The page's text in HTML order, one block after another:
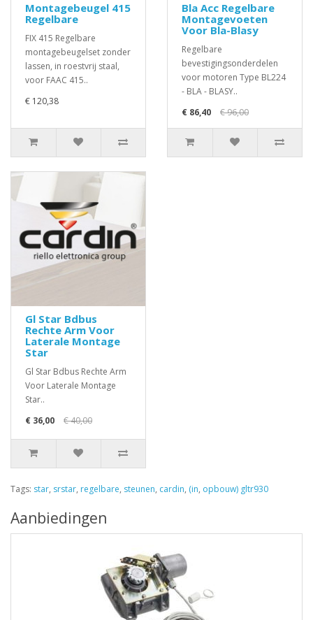
Montagebeugel 415
Regelbare
FIX 415 Regelbare
montagebeugelset zonder
lassen, in roestvrij staal,
voor FAAC 415..
€ 120,38
Bla Acc Regelbare
Montagevoeten
Voor Bla-Blasy
Regelbare
bevestigingsonderdelen
voor motoren Type BL224
- BLA - BLASY..
€ 86,40
€ 96,00
Gl Star Bdbus
Rechte Arm Voor
Laterale Montage
Star
Gl Star Bdbus Rechte Arm
Voor Laterale Montage
Star..
€ 36,00
€ 40,00
Tags: star, srstar, regelbare, steunen, cardin, (in, opbouw) gltr930
Aanbiedingen